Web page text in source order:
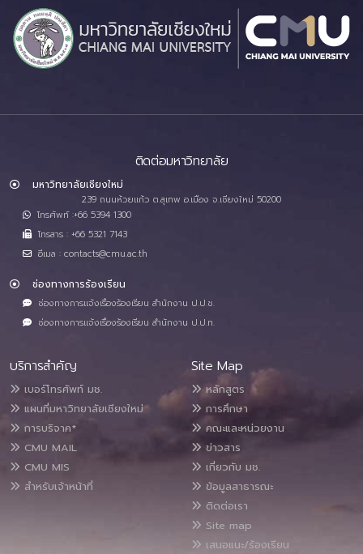
ติดต่อมหาวิทยาลัย
มหาวิทยาลัยเชียงใหม่
239 ถนนห้วยแก้ว ต.สุเทพ อ.เมือง จ.เชียงใหม่ 50200
โทรศัพท์ :+66 5394 1300
โทรสาร : +66 5321 7143
อีเมล : contacts@cmu.ac.th
ช่องทางการร้องเรียน
ช่องทางการแจ้งเรื่องร้องเรียน สำนักงาน ป.ป.ช.
ช่องทางการแจ้งเรื่องร้องเรียน สำนักงาน ป.ป.ท.
บริการสำคัญ
เบอร์โทรศัพท์ มช.
แผนที่มหาวิทยาลัยเชียงใหม่
การบริจาค*
CMU MAIL
CMU MIS
สำหรับเจ้าหน้าที่
Site Map
หลักสูตร
การศึกษา
คณะและหน่วยงาน
ข่าวสาร
เกี่ยวกับ มช.
ข้อมูลสาธารณะ
ติดต่อเรา
Site map
เสนอแนะ/ร้องเรียน